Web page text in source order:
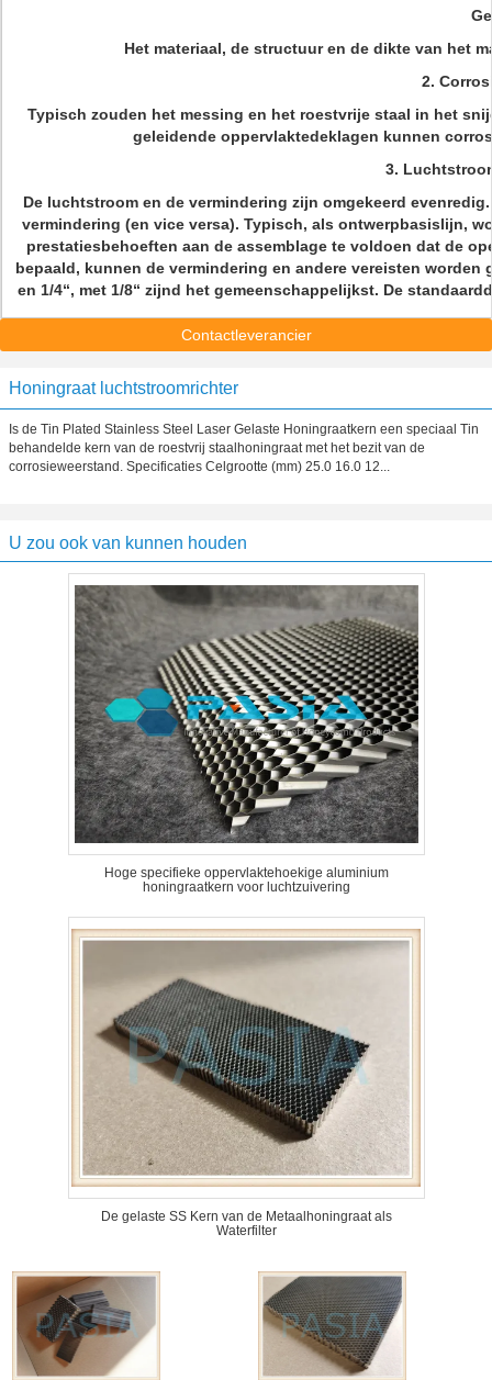
Het materiaal, de structuur en de dikte van het
2.
Typisch zouden het messing en het roestvrije staal in het
geleidende oppervlaktedeklagen kunnen
3.
De luchtstroom en de vermindering zijn omgekeerd
vermindering (en vice versa). Typisch, als ontwerpbasislijn,
prestatiesbehoeften aan de assemblage te voldoen dat de
bepaald, kunnen de vermindering en andere vereisten
en 1/4“, met 1/8“ zijnd het gemeenschappelijkst. De
Contactleverancier
Honingraat luchtstroomrichter
Is de Tin Plated Stainless Steel Laser Gelaste Honingraatkern een speciaal Tin
behandelde kern van de roestvrij staalhoningraat met het bezit van de
corrosieweerstand. Specificaties Celgrootte (mm) 25.0 16.0 12...
U zou ook van kunnen houden
Hoge specifieke oppervlaktehoekige aluminium
honingraatkern voor luchtzuivering
De gelaste SS Kern van de Metaalhoningraat als
Waterfilter